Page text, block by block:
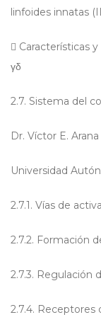
linfoides innatas
 Características
γδ
2.7. Sistema del
Dr. Víctor E.
Universidad
2.7.1. Vías de
2.7.2. Formación
2.7.3. Regulación
2.7.4.